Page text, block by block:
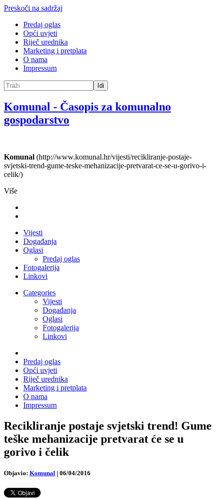
Preskoči na sadržaj
Predaj oglas
Opći uvjeti
Riječ urednika
Marketing i pretplata
O nama
Impressum
Idi
Komunal - Časopis za komunalno
gospodarstvo
Komunal (http://www.komunal.hr/vijesti/recikliranje-postaje-
svjetski-trend-gume-teske-mehanizacije-pretvarat-ce-se-u-gorivo-i-
celik/)
Više
Vijesti
Događanja
Oglasi
Predaj oglas
Fotogalerija
Linkovi
Categories
Vijesti
Događanja
Oglasi
Fotogalerija
Linkovi
Predaj oglas
Opći uvjeti
Riječ urednika
Marketing i pretplata
O nama
Impressum
Recikliranje postaje svjetski trend! Gume
teške mehanizacije pretvarat će se u
gorivo i čelik
Objavio: Komunal | 06/04/2016